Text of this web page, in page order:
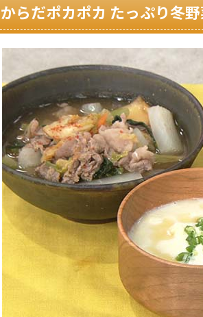
からだポカポカ たっぷり冬